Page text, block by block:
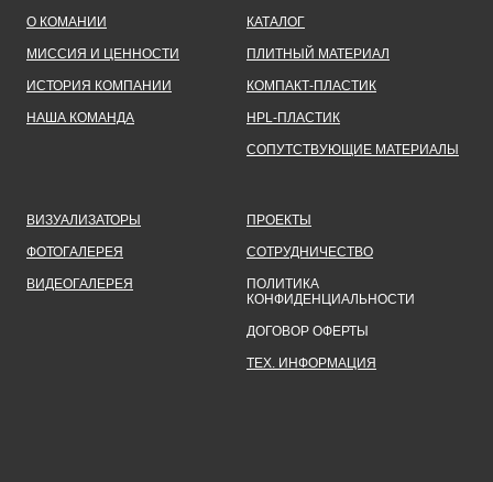
О КОМАНИИ
МИССИЯ И ЦЕННОСТИ
ИСТОРИЯ КОМПАНИИ
НАША КОМАНДА
КАТАЛОГ
ПЛИТНЫЙ МАТЕРИАЛ
КОМПАКТ-ПЛАСТИК
HPL-ПЛАСТИК
СОПУТСТВУЮЩИЕ МАТЕРИАЛЫ
ВИЗУАЛИЗАТОРЫ
ФОТОГАЛЕРЕЯ
ВИДЕОГАЛЕРЕЯ
ПРОЕКТЫ
СОТРУДНИЧЕСТВО
ПОЛИТИКА
КОНФИДЕНЦИАЛЬНОСТИ
ДОГОВОР ОФЕРТЫ
ТЕХ. ИНФОРМАЦИЯ